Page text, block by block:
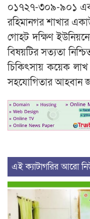
০১৭২৭-৩০৯-৯০১
রহিমানগর শাখার
গোহট দক্ষিণ
বিষয়টির সত্যতা
চিকিৎসায় কয়েক লাখ
সহযোগিতার আহবান
এই ক্যাটাগরির আরো